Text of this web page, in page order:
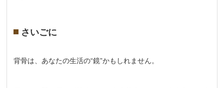
さいごに
背骨は、あなたの生活の“鏡”かもしれません。